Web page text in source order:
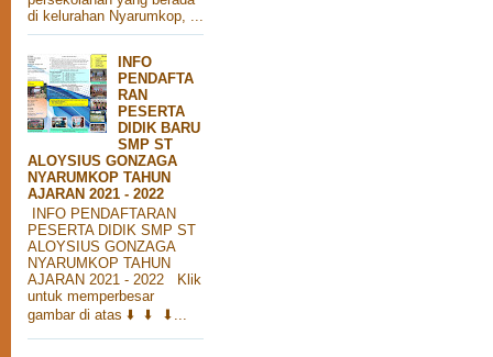
di kelurahan Nyarumkop, ...
INFO
PENDAFTA
RAN
PESERTA
DIDIK BARU
SMP ST
ALOYSIUS GONZAGA
NYARUMKOP TAHUN
AJARAN 2021 - 2022
INFO PENDAFTARAN
PESERTA DIDIK SMP ST
ALOYSIUS GONZAGA
NYARUMKOP TAHUN
AJARAN 2021 - 2022 Klik
untuk memperbesar
gambar di atas ⬇️ ⬇️ ⬇...